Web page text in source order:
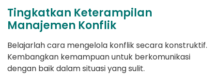
Tingkatkan Keterampilan
Manajemen Konflik
Belajarlah cara mengelola konflik secara konstruktif.
Kembangkan kemampuan untuk berkomunikasi
dengan baik dalam situasi yang sulit.